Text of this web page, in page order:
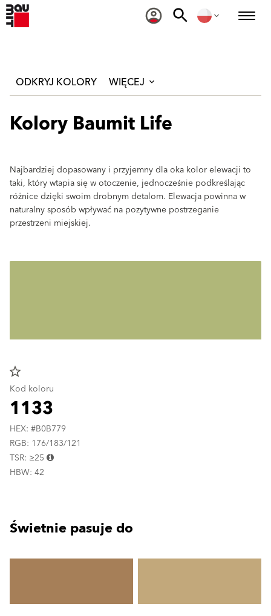
ODKRYJ KOLORY WIĘCEJ
Kolory Baumit Life
Najbardziej dopasowany i przyjemny dla oka kolor elewacji to
taki, który wtapia się w otoczenie, jednocześnie podkreślając
różnice dzięki swoim drobnym detalom. Elewacja powinna w
naturalny sposób wpływać na pozytywne postrzeganie
przestrzeni miejskiej.
star_border
Kod koloru
1133
HEX: #B0B779
RGB: 176/183/121
TSR: ≥25
HBW: 42
Świetnie pasuje do